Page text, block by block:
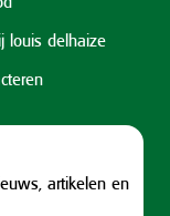
louis delhaize
artikelen en